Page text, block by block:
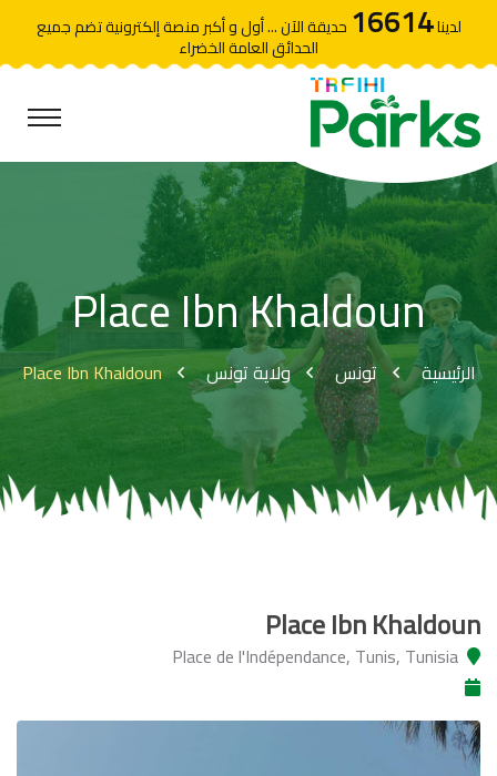
لدينا16614 حديقة الآن ... أول و أكبر منصة إلكترونية تضم جميع
الحدائق العامة الخضراء
Place Ibn Khaldoun
الرئيسية تونس ولاية تونس Place Ibn Khaldoun
Place Ibn Khaldoun
Place de l'Indépendance, Tunis, Tunisia